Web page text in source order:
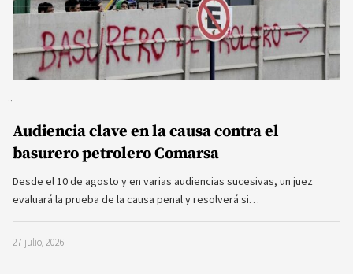
Audiencia clave en la causa contra el
basurero petrolero Comarsa
Desde el 10 de agosto y en varias audiencias sucesivas, un juez
evaluará la prueba de la causa penal y resolverá si…
27 julio, 2026